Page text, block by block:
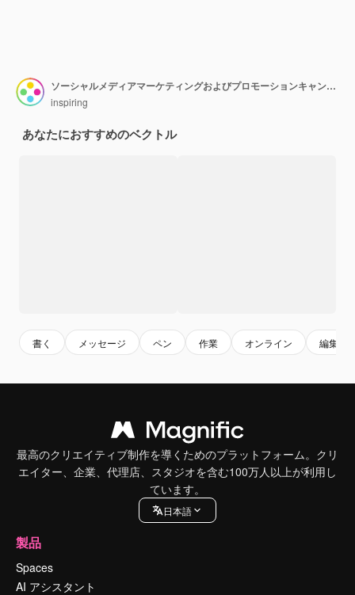
ソーシャルメディアマーケティングおよびプロモーションキャンペーンのためのストーリーテリング
inspiring
あなたにおすすめのベクトル
書く メッセージ ペン 作業 オンライン 編集
最高のクリエイティブ制作を導くためのプラットフォーム。クリ
エイター、企業、代理店、スタジオを含む100万人以上が利用し
ています。
日本語
製品
Spaces
AI アシスタント